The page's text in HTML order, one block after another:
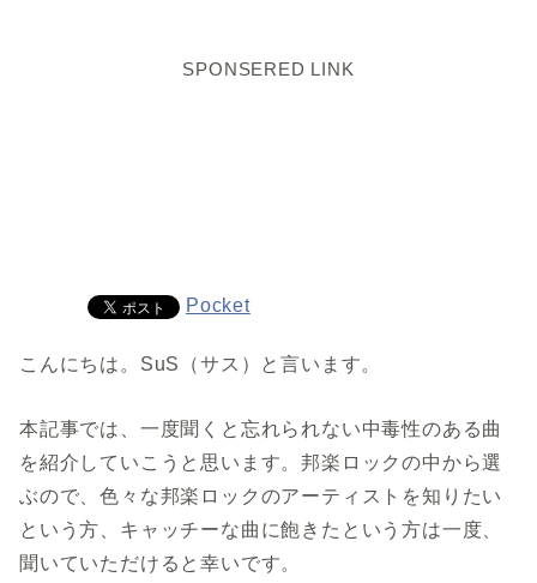
SPONSERED LINK
Pocket
こんにちは。SuS（サス）と言います。
本記事では、一度聞くと忘れられない中毒性のある曲
を紹介していこうと思います。邦楽ロックの中から選
ぶので、色々な邦楽ロックのアーティストを知りたい
という方、キャッチーな曲に飽きたという方は一度、
聞いていただけると幸いです。